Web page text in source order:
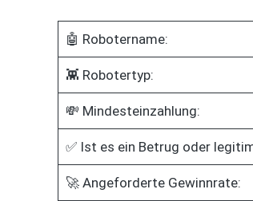
🤖 Robotername:
👾 Robotertyp:
💸 Mindesteinzahlung:
✅ Ist es ein Betrug oder
🚀 Angeforderte Gewinnrate: